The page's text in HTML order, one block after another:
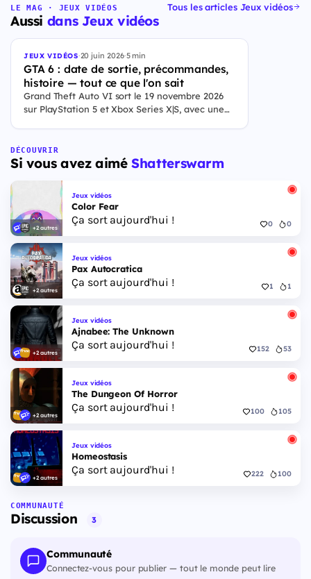
LE MAG · JEUX VIDÉOS
Aussi dans Jeux vidéos
Tous les articles Jeux vidéos
JEUX VIDÉOS·20 juin 2026·5 min
GTA 6 : date de sortie, précommandes,
histoire — tout ce que l'on sait
Grand Theft Auto VI sort le 19 novembre 2026
sur PlayStation 5 et Xbox Series X|S, avec une
Floride, et sa ville Vice City. Il met en scène
pour la première fois un duo de protagonistes
première héroïne jouable d'un GTA principal.
DÉCOUVRIR
Si vous avez aiméShatterswarm
+2 autres
Jeux vidéos
Color Fear
Ça sort aujourd'hui ! 0 0
+2 autres
Jeux vidéos
Pax Autocratica
Ça sort aujourd'hui ! 1 1
+2 autres
Jeux vidéos
Ajnabee: The Unknown
Ça sort aujourd'hui ! 152 53
+2 autres
Jeux vidéos
The Dungeon Of Horror
Ça sort aujourd'hui ! 100 105
+2 autres
Jeux vidéos
Homeostasis
Ça sort aujourd'hui ! 222 100
COMMUNAUTÉ
Discussion 3
Communauté
Connectez-vous pour publier — tout le monde peut lire